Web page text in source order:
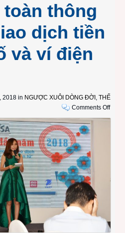
toàn thông
dịch tiền
và ví điện
2018 in NGƯỢC XUÔI DÒNG ĐỜI , THẾ
Comments Offon
giao